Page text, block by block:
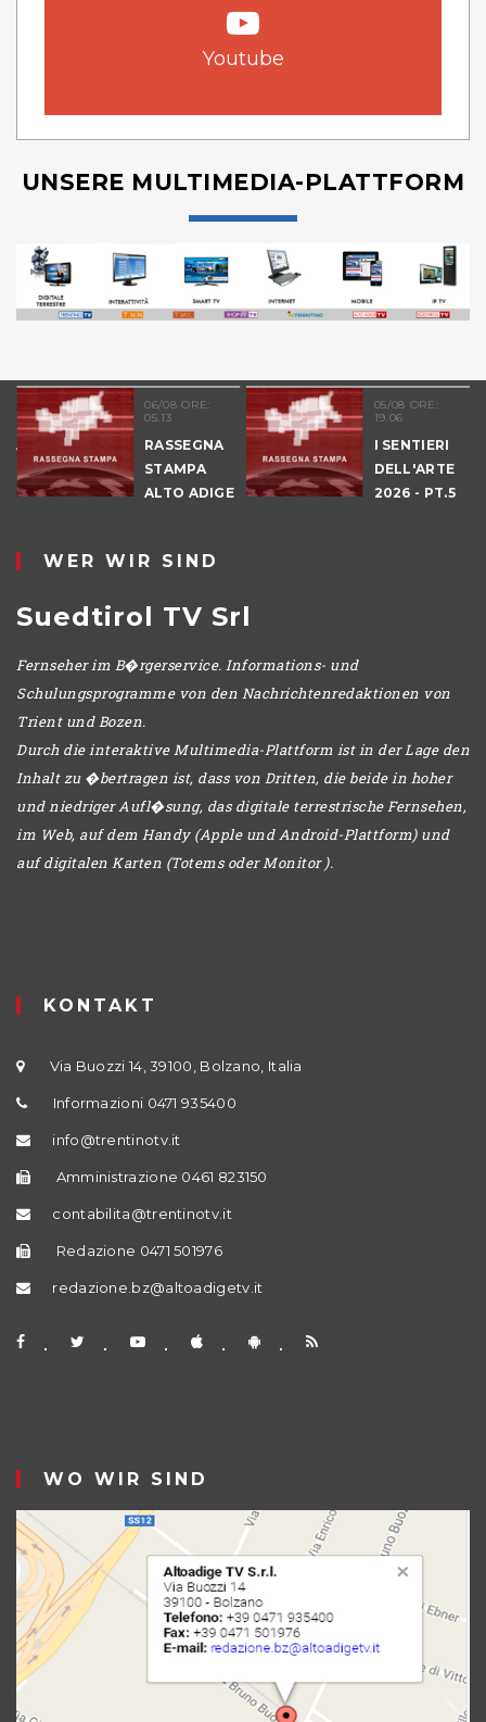
Youtube
UNSERE MULTIMEDIA-PLATTFORM
06/08 ORE:
05.13
RASSEGNA
STAMPA
ALTO ADIGE
05/08 ORE:
19.06
I SENTIERI
DELL'ARTE
2026 - PT.5
WER WIR SIND
Suedtirol TV Srl
Fernseher im B�rgerservice. Informations- und
Schulungsprogramme von den Nachrichtenredaktionen von
Trient und Bozen.
Durch die interaktive Multimedia-Plattform ist in der Lage den
Inhalt zu �bertragen ist, dass von Dritten, die beide in hoher
und niedriger Aufl�sung, das digitale terrestrische Fernsehen,
im Web, auf dem Handy (Apple und Android-Plattform) und
auf digitalen Karten (Totems oder Monitor ).
KONTAKT
Via Buozzi 14, 39100, Bolzano, Italia
Informazioni 0471 935400
info@trentinotv.it
Amministrazione 0461 823150
contabilita@trentinotv.it
Redazione 0471 501976
redazione.bz@altoadigetv.it
WO WIR SIND